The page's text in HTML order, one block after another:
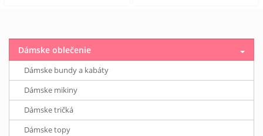
Dámske oblečenie
Dámske bundy a kabáty
Dámske mikiny
Dámske tričká
Dámske topy